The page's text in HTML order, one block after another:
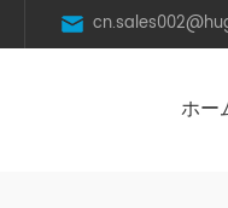
ホー